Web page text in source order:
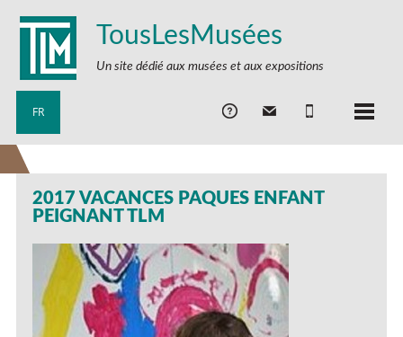
TousLesMusées
Un site dédié aux musées et aux expositions
FR
2017 VACANCES PAQUES ENFANT
PEIGNANT TLM